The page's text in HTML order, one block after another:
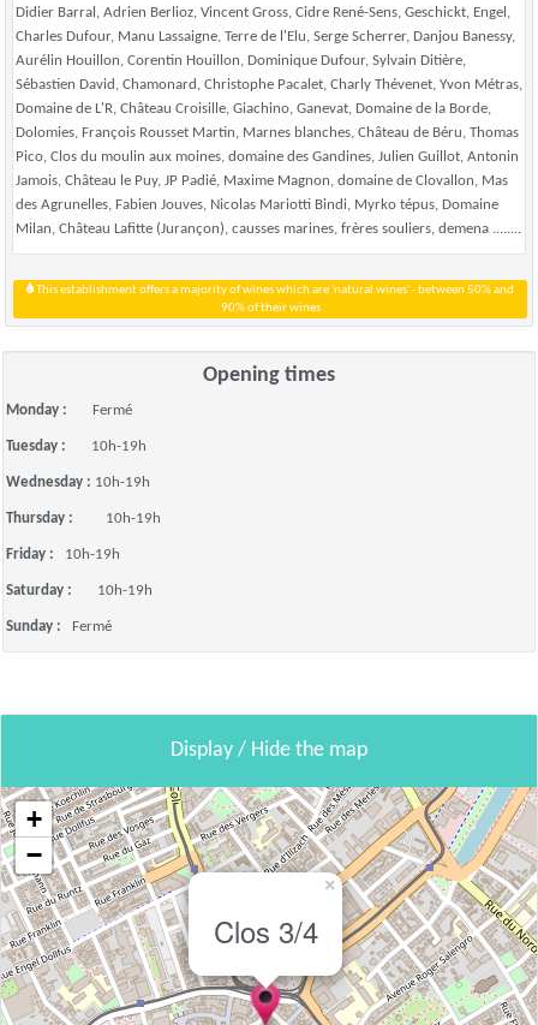
Didier Barral, Adrien Berlioz, Vincent Gross, Cidre René-Sens, Geschickt, Engel,
Charles Dufour, Manu Lassaigne, Terre de l'Elu, Serge Scherrer, Danjou Banessy,
Aurélin Houillon, Corentin Houillon, Dominique Dufour, Sylvain Ditière,
Sébastien David, Chamonard, Christophe Pacalet, Charly Thévenet, Yvon Métras,
Domaine de L'R, Château Croisille, Giachino, Ganevat, Domaine de la Borde,
Dolomies, François Rousset Martin, Marnes blanches, Château de Béru, Thomas
Pico, Clos du moulin aux moines, domaine des Gandines, Julien Guillot, Antonin
Jamois, Château le Puy, JP Padié, Maxime Magnon, domaine de Clovallon, Mas
des Agrunelles, Fabien Jouves, Nicolas Mariotti Bindi, Myrko tépus, Domaine
Milan, Château Lafitte (Jurançon), causses marines, frères souliers, demena ........
90% of their wines
Opening times
Monday : Fermé
Tuesday : 10h-19h
Wednesday : 10h-19h
Thursday : 10h-19h
Friday : 10h-19h
Saturday : 10h-19h
Sunday : Fermé
Display / Hide the map
Clos 3/4
×
+
−